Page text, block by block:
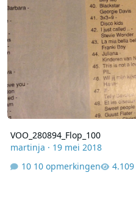
VOO_280894_Flop_100
martinja · 19 mei 2018
10 opmerkingen